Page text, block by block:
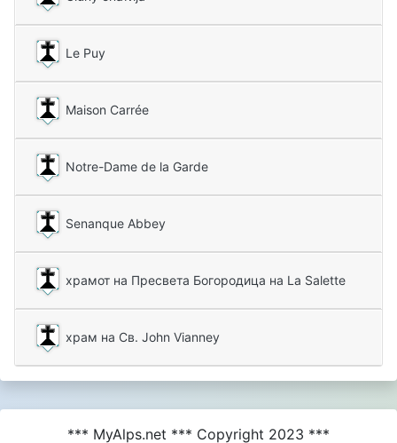
Le Puy
Maison Carrée
Notre-Dame de la Garde
Senanque Abbey
храмот на Пресвета Богородица на La Salette
храм на Св. John Vianney
*** MyAlps.net *** Copyright 2023 ***